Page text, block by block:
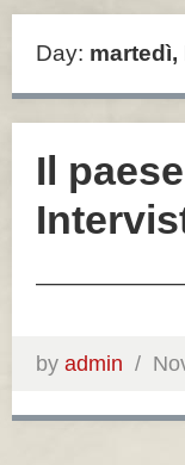
Day: martedì,
Il
by admin /